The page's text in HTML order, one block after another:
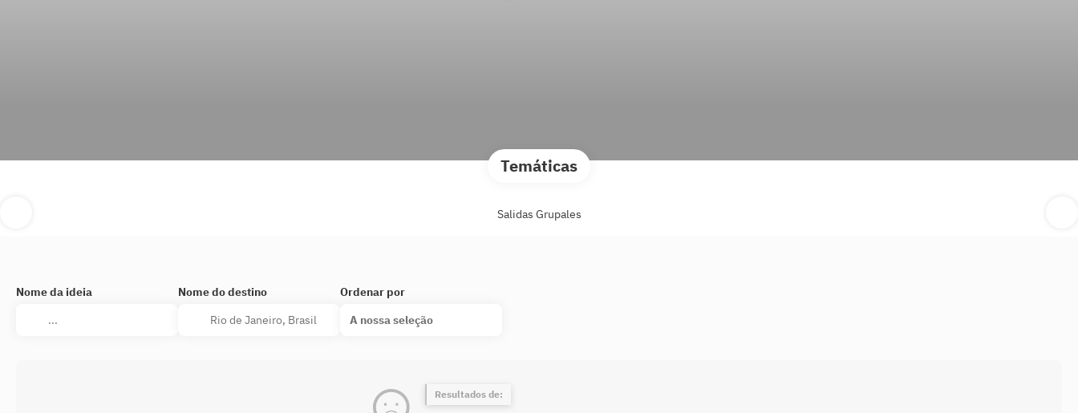
Temáticas
Salidas Grupales
Nome da ideia Nome do destino
Ordenar por
A nossa seleção
Resultados de: